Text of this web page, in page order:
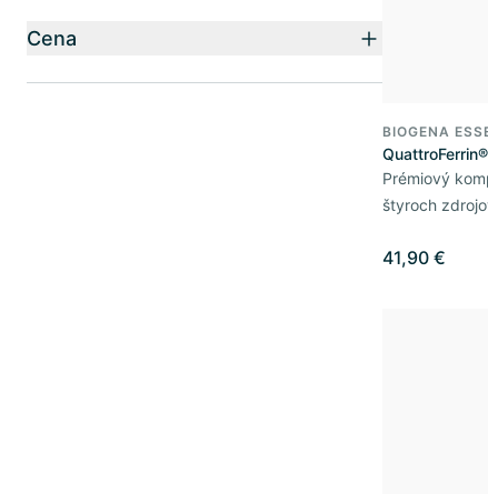
BIOGENA
Prémiový
štyroch
41,90 €
Cena